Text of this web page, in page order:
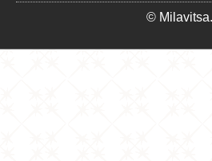
© Milavitsa.